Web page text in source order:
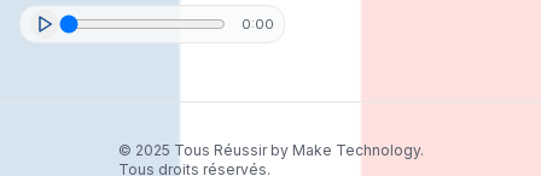
0:00
© 2025 Tous Réussir by Make Technology.
Tous droits réservés.